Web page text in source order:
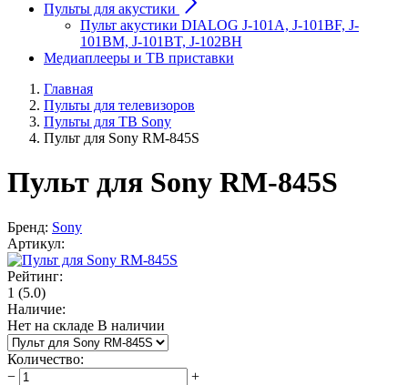
Пульты для акустики
Пульт акустики DIALOG J-101A, J-101BF, J-
101BM, J-101BT, J-102BH
Медиаплееры и ТВ приставки
Главная
Пульты для телевизоров
Пульты для ТВ Sony
Пульт для Sony RM-845S
Пульт для Sony RM-845S
Бренд: Sony
Артикул:
Рейтинг:
1 (5.0)
Наличие:
Нет на складе В наличии
Количество:
−
+